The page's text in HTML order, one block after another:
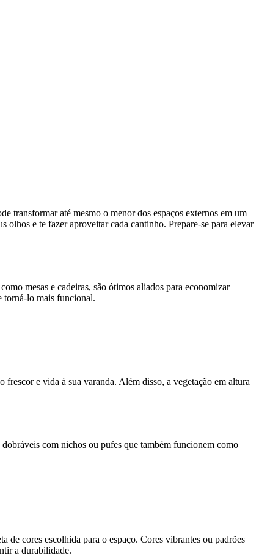
transformar até mesmo o menor dos espaços externos em um
olhos e te fazer aproveitar cada cantinho. Prepare-se para elevar
mesas e cadeiras, são ótimos aliados para economizar
torná-lo mais funcional.
frescor e vida à sua varanda. Além disso, a vegetação em altura
com nichos ou pufes que também funcionem como
de cores escolhida para o espaço. Cores vibrantes ou padrões
a durabilidade.